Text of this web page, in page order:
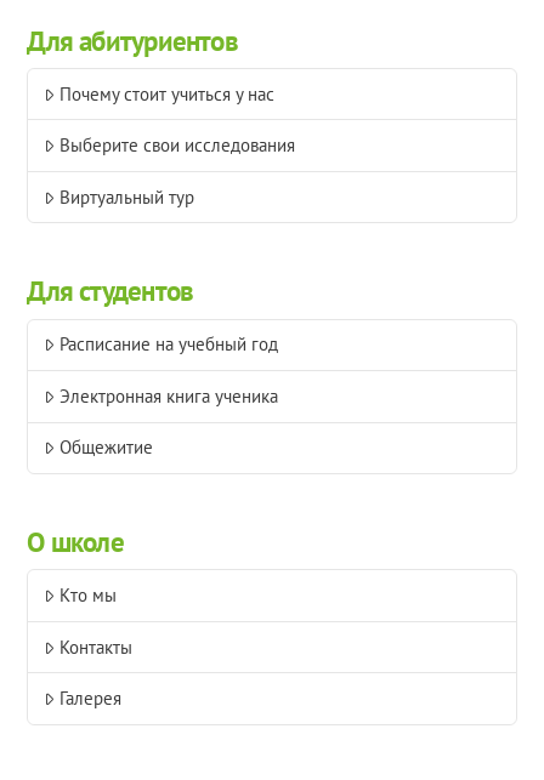
Для абитуриентов
Почему стоит учиться у нас
Выберите свои исследования
Виртуальный тур
Для студентов
Расписание на учебный год
Электронная книга ученика
Общежитие
О школе
Кто мы
Контакты
Галерея